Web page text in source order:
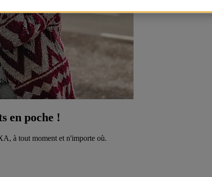
en poche !
à tout moment et n'importe où.